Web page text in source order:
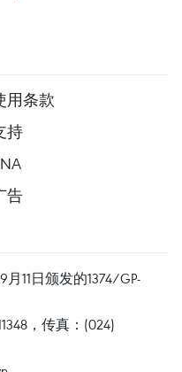
用条款
持
告
11日颁发的1374/GP-
，传真：(024)